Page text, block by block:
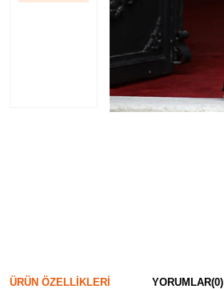
ÜRÜN ÖZELLIKLERI YORUMLAR(0)